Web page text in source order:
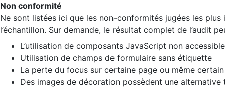
Non conformité
Ne sont listées ici que les non-conformités jugées les
l’échantillon. Sur demande, le résultat complet de l’audit
L’utilisation de composants JavaScript non
Utilisation de champs de formulaire sans étiquette
La perte du focus sur certaine page ou même
Des images de décoration possèdent une alternative